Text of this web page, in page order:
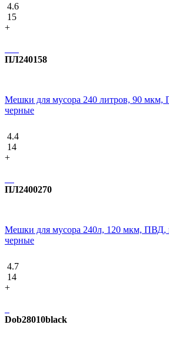
4.6
15
+
ПЛ240158
Мешки для мусора 240 литров, 90 мкм,
черные
4.4
14
+
ПЛ2400270
Мешки для мусора 240л, 120 мкм, ПВД,
черные
4.7
14
+
Dob28010black